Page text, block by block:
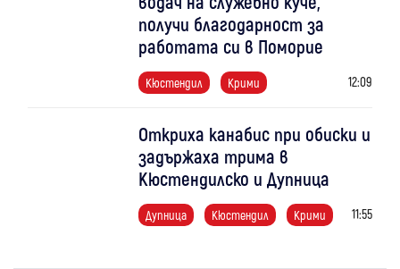
получи благодарност за
работата си в Поморие
Кюстендил Крими 12:09
Откриха канабис при обиски и
задържаха трима в
Кюстендилско и Дупница
Дупница Кюстендил Крими 11:55